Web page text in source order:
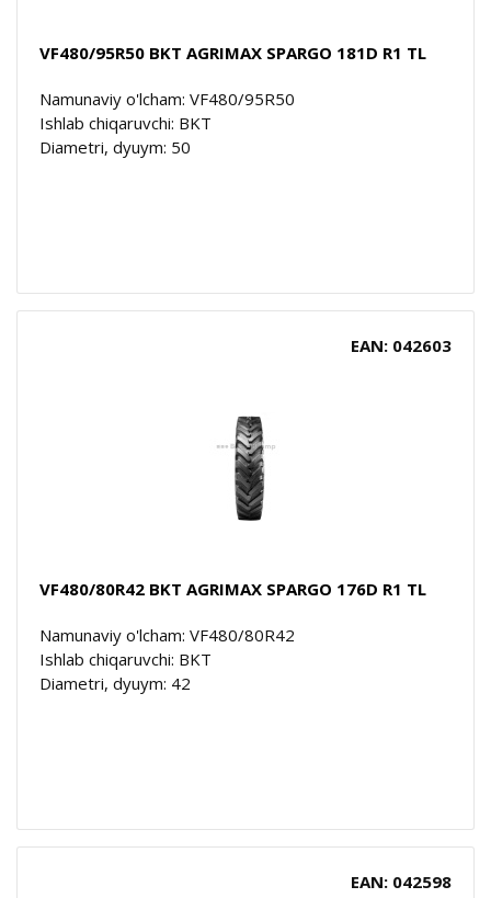
VF480/95R50 BKT AGRIMAX SPARGO 181D R1 TL
Namunaviy o'lcham: VF480/95R50
Ishlab chiqaruvchi: BKT
Diametri, dyuym: 50
EAN: 042603
VF480/80R42 BKT AGRIMAX SPARGO 176D R1 TL
Namunaviy o'lcham: VF480/80R42
Ishlab chiqaruvchi: BKT
Diametri, dyuym: 42
EAN: 042598